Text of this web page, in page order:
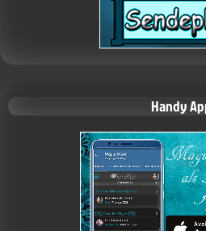
Handy